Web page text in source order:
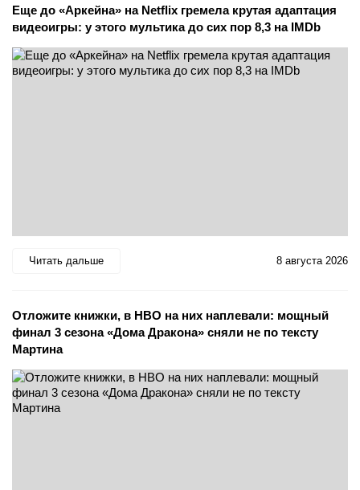
Еще до «Аркейна» на Netflix гремела крутая адаптация
видеоигры: у этого мультика до сих пор 8,3 на IMDb
Читать дальше 8 августа 2026
Отложите книжки, в HBO на них наплевали: мощный
финал 3 сезона «Дома Дракона» сняли не по тексту
Мартина